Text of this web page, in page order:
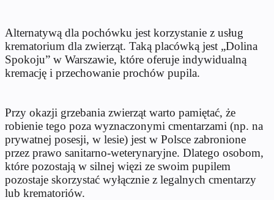
Alternatywą dla pochówku jest korzystanie z usług
krematorium dla zwierząt. Taką placówką jest „Dolina
Spokoju” w Warszawie, które oferuje indywidualną
kremację i przechowanie prochów pupila.
Przy okazji grzebania zwierząt warto pamiętać, że
robienie tego poza wyznaczonymi cmentarzami (np. na
prywatnej posesji, w lesie) jest w Polsce zabronione
przez prawo sanitarno-weterynaryjne. Dlatego osobom,
które pozostają w silnej więzi ze swoim pupilem
pozostaje skorzystać wyłącznie z legalnych cmentarzy
lub krematoriów.